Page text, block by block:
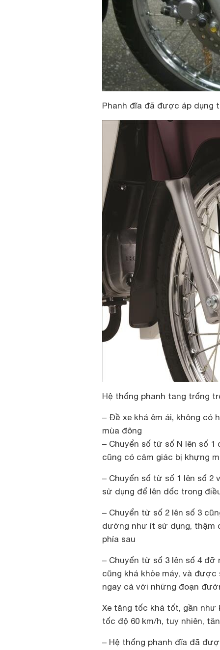
Phanh đĩa đã được áp dụng
Hệ thống phanh tang trống
– Đề xe khá êm ái, không có
mùa đông
– Chuyển số từ số N lên số
cũng có cảm giác bị khựng
– Chuyển số từ số 1 lên số 2
sử dụng để lên dốc trong
– Chuyển từ số 2 lên số 3
dường như ít sử dụng,
phía sau
– Chuyển từ số 3 lên số 4
cũng khá khỏe máy, và
ngay cả với những đoạn
Xe tăng tốc khá tốt, gần như
tốc độ 60 km/h, tuy nhiên,
– Hệ thống phanh đĩa đã